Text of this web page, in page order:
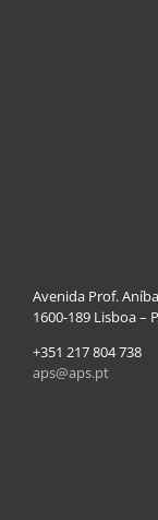
Avenida Prof.
1600-189 Lisboa –
+351 217 804 738
aps@aps.pt